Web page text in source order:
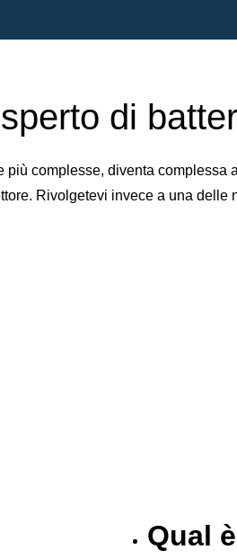
di
più complesse, diventa
Rivolgetevi invece a una delle
Qual